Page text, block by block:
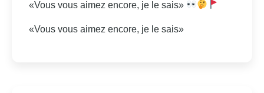
«Vous vous aimez encore, je le sais»
«Vous vous aimez encore, je le sais»